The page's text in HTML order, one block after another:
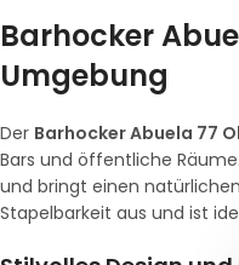
Barhocker
Umgebung
Der Barhocker Abuela 77
Bars und öffentliche
und bringt einen
Stapelbarkeit aus und ist